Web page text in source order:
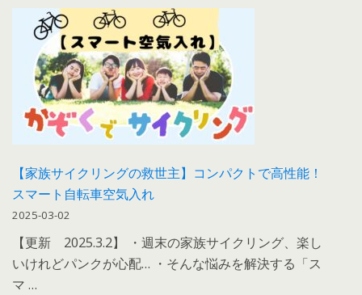
【家族サイクリングの救世主】コンパクトで高性能！
スマート自転車空気入れ
2025-03-02
【更新 2025.3.2】 ・週末の家族サイクリング、楽し
いけれどパンクが心配… ・そんな悩みを解決する「ス
マ …